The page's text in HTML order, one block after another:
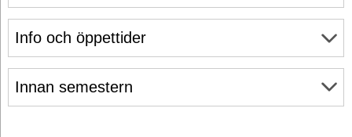
Info och öppettider
Innan semestern